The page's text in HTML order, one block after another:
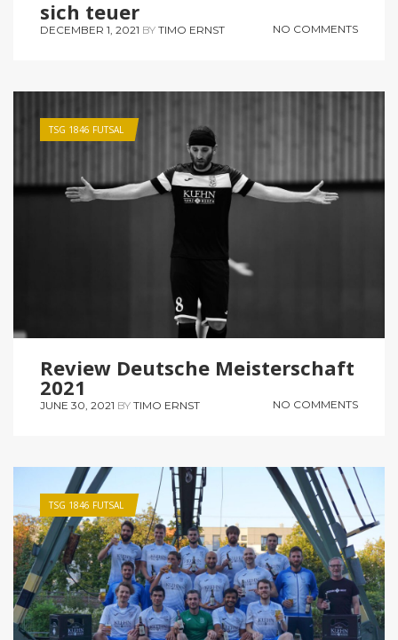
sich teuer
DECEMBER 1, 2021 BY TIMO ERNST NO COMMENTS
TSG 1846 FUTSAL
Review Deutsche Meisterschaft
2021
JUNE 30, 2021 BY TIMO ERNST NO COMMENTS
TSG 1846 FUTSAL